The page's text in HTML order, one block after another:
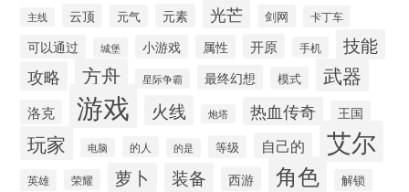
主线 云顶 元气 元素 光芒 剑网 卡丁车
可以通过 城堡 小游戏 属性 开原 手机 技能
攻略 方舟 星际争霸 最终幻想 模式 武器
洛克 游戏 火线 炮塔 热血传奇 王国
玩家 电脑 的人 的是 等级 自己的 艾尔
英雄 荣耀 萝卜 装备 西游 角色 解锁